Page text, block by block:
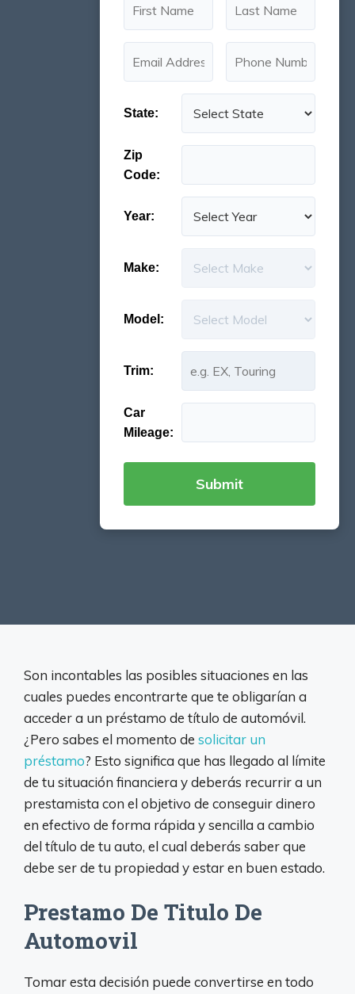
State:
Zip
Code:
Year:
Make:
Model:
Trim:
Car
Mileage:
Son incontables las posibles situaciones en las
cuales puedes encontrarte que te obligarían a
acceder a un préstamo de título de automóvil.
¿Pero sabes el momento de solicitar un
préstamo? Esto significa que has llegado al límite
de tu situación financiera y deberás recurrir a un
prestamista con el objetivo de conseguir dinero
en efectivo de forma rápida y sencilla a cambio
del título de tu auto, el cual deberás saber que
debe ser de tu propiedad y estar en buen estado.
Prestamo De Titulo De
Automovil
Tomar esta decisión puede convertirse en todo